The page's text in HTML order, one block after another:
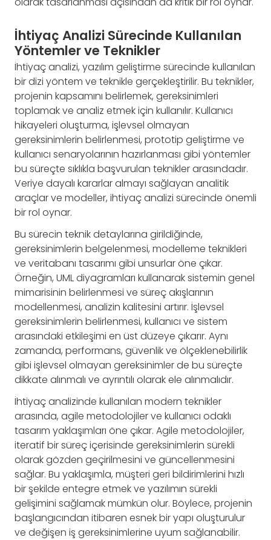
İhtiyaç Analizi Sürecinde Kullanılan
Yöntemler ve Teknikler
İhtiyaç analizi, yazılım geliştirme sürecinde kullanılan
bir dizi yöntem ve teknikle gerçekleştirilir. Bu teknikler,
projenin kapsamını belirlemek, gereksinimleri
toplamak ve analiz etmek için kullanılır. Kullanıcı
hikayeleri oluşturma, işlevsel olmayan
gereksinimlerin belirlenmesi, prototip geliştirme ve
kullanıcı senaryolarının hazırlanması gibi yöntemler
bu süreçte sıklıkla başvurulan teknikler arasındadır.
Veriye dayalı kararlar almayı sağlayan analitik
araçlar ve modeller, ihtiyaç analizi sürecinde önemli
bir rol oynar.
Bu sürecin teknik detaylarına girildiğinde,
gereksinimlerin belgelenmesi, modelleme teknikleri
ve veritabanı tasarımı gibi unsurlar öne çıkar.
Örneğin, UML diyagramları kullanarak sistemin genel
mimarisinin belirlenmesi ve süreç akışlarının
modellenmesi, analizin kalitesini artırır. İşlevsel
gereksinimlerin belirlenmesi, kullanıcı ve sistem
arasındaki etkileşimi en üst düzeye çıkarır. Aynı
zamanda, performans, güvenlik ve ölçeklenebilirlik
gibi işlevsel olmayan gereksinimler de bu süreçte
dikkate alınmalı ve ayrıntılı olarak ele alınmalıdır.
İhtiyaç analizinde kullanılan modern teknikler
arasında, agile metodolojiler ve kullanıcı odaklı
tasarım yaklaşımları öne çıkar. Agile metodolojiler,
iteratif bir süreç içerisinde gereksinimlerin sürekli
olarak gözden geçirilmesini ve güncellenmesini
sağlar. Bu yaklaşımla, müşteri geri bildirimlerini hızlı
bir şekilde entegre etmek ve yazılımın sürekli
gelişimini sağlamak mümkün olur. Böylece, projenin
başlangıcından itibaren esnek bir yapı oluşturulur
ve değişen iş gereksinimlerine uyum sağlanabilir.